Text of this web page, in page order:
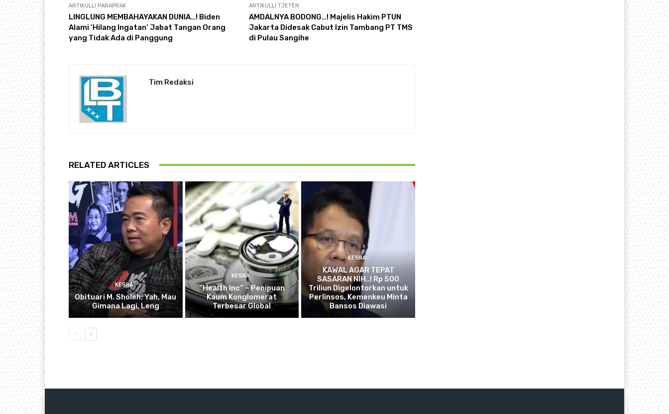
ARTIKULLI PARAPRAK
LINGLUNG MEMBAHAYAKAN DUNIA…! Biden
Alami ‘Hilang Ingatan’ Jabat Tangan Orang
yang Tidak Ada di Panggung
ARTIKULLI TJETËR
AMDALNYA BODONG…! Majelis Hakim PTUN
Jakarta Didesak Cabut Izin Tambang PT TMS
di Pulau Sangihe
Tim Redaksi
RELATED ARTICLES
KESRA
Obituari M. Sholeh: Yah, Mau
Gimana Lagi, Leng
KESRA
“Health Inc” – Penipuan
Kaum Konglomerat
Terbesar Global
KESRA
KAWAL AGAR TEPAT
SASARAN NIH..! Rp 500
Triliun Digelontorkan untuk
Perlinsos, Kemenkeu Minta
Bansos Diawasi